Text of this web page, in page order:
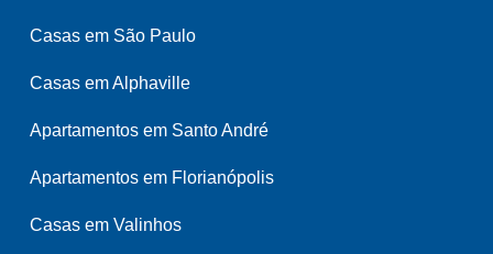
Casas em São Paulo
Casas em Alphaville
Apartamentos em Santo André
Apartamentos em Florianópolis
Casas em Valinhos